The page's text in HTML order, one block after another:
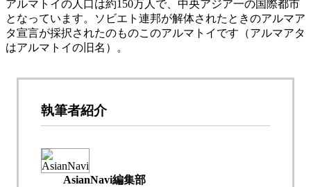
アルマトイの人口は約150万人で、中央アジア一の国際都市
となっています。ソビエト連邦が解体されたときのアルマア
タ宣言が採択されたのものこのアルマトイです（アルマアタ
はアルマトイの旧名）。
執筆者紹介
AsianNavi編集部